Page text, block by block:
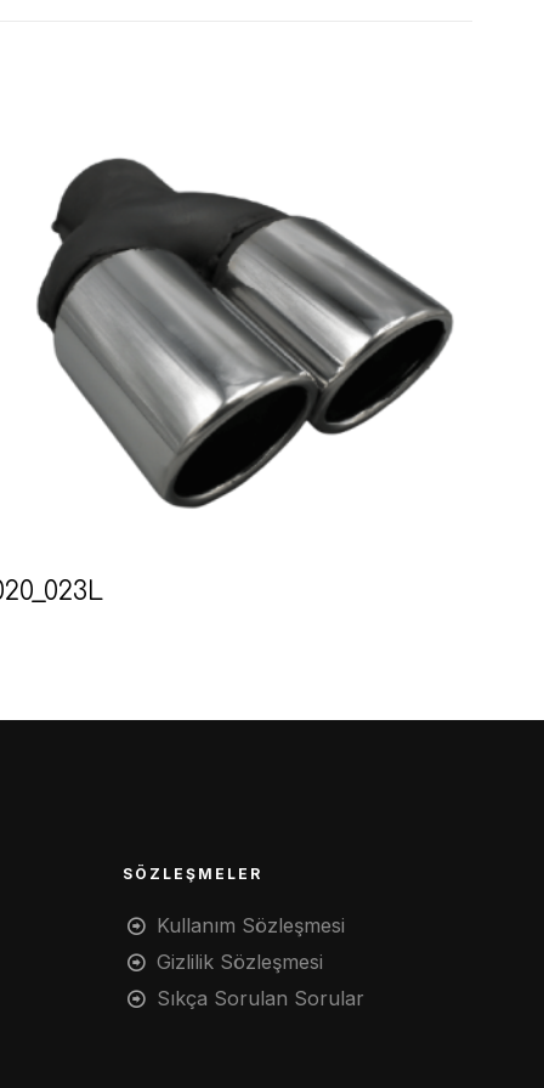
SÖZLEŞMELER
Kullanım Sözleşmesi
Gizlilik Sözleşmesi
Sıkça Sorulan Sorular